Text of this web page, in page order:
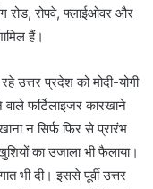
रोड, रोपवे, फ्लाईओवर और
हैं।
प्रदेश को मोदी-योगी
फर्टिलाइजर कारखाने
न सिर्फ फिर से प्रारंभ
का उजाला भी फैलाया।
भी दी। इससे पूर्वी उत्तर